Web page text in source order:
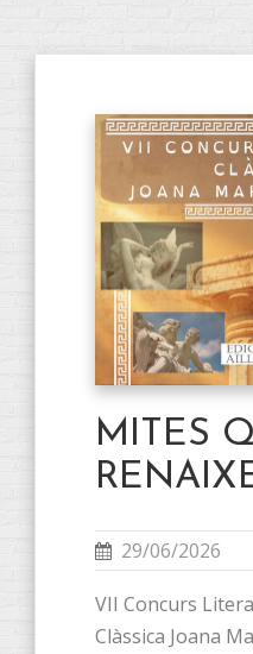
MITES
29/06/2026
VII Concurs
Clàssica Joana